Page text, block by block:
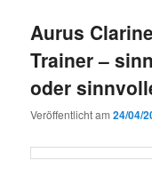
Aurus
Trainer –
oder
Veröffentlicht am24/04/